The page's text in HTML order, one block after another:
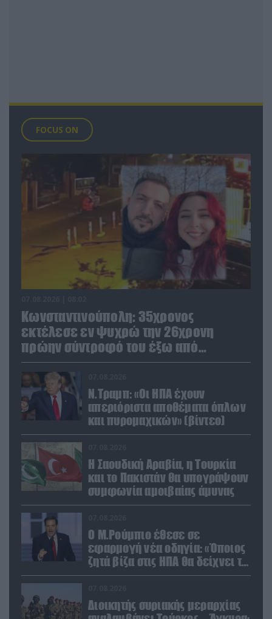
FOCUS ON
Κωνσταντινούπολη: 35χρονος
εκτέλεσε εν ψυχρώ την 26χρονη
πρώην σύντροφό του έξω από
φαρμακείο (βίντεο)
Ν.Τραμπ: «Οι ΗΠΑ έχουν
απεριόριστα αποθέματα όπλων
και πυρομαχικών» (βίντεο)
Η Σαουδική Αραβία, η Τουρκία
και το Πακιστάν θα υπογράψουν
συμφωνία αμοιβαίας άμυνας
Ο Μ.Ρούμπιο έθεσε σε
εφαρμογή νέα οδηγία: «Όποιος
ζητά βίζα στις ΗΠΑ θα δείχνει τα
social media – Τίποτα κρυφό»
Διοικητής συριακής μεραρχίας